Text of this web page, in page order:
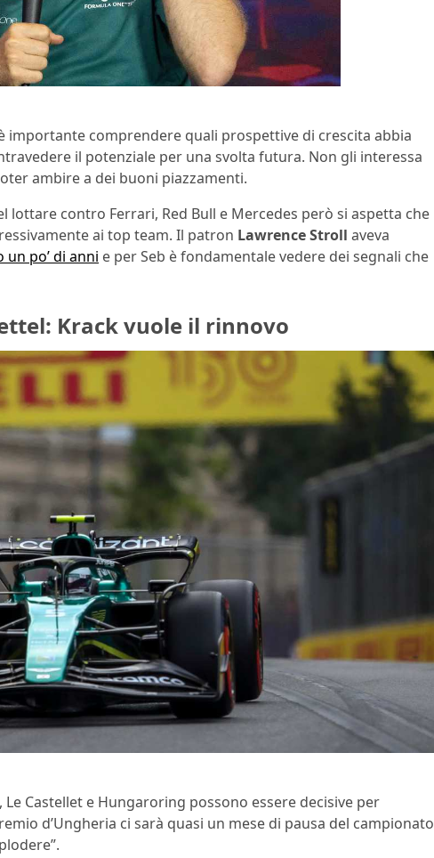
importante comprendere quali prospettive di crescita abbia
il potenziale per una svolta futura. Non gli interessa
ambire a dei buoni piazzamenti.
lottare contro Ferrari, Red Bull e Mercedes però si aspetta che
ai top team. Il patron Lawrence Stroll aveva
po’ di anni e per Seb è fondamentale vedere dei segnali che
Krack vuole il rinnovo
Castellet e Hungaroring possono essere decisive per
d’Ungheria ci sarà quasi un mese di pausa del campionato